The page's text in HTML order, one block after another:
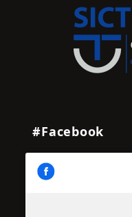
#Facebook